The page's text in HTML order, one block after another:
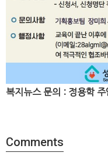
복지뉴스 문의 : 정용학
Comments